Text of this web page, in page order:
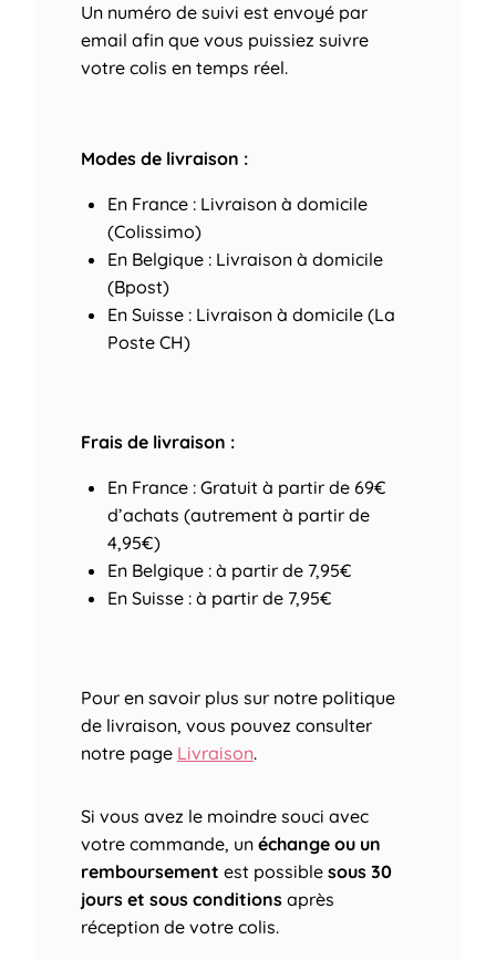
Un numéro de suivi est envoyé par
email afin que vous puissiez suivre
votre colis en temps réel.
Modes de livraison :
En France : Livraison à domicile
(Colissimo)
En Belgique : Livraison à domicile
(Bpost)
En Suisse : Livraison à domicile (La
Poste CH)
Frais de livraison :
En France : Gratuit à partir de 69€
d’achats (autrement à partir de
4,95€)
En Belgique : à partir de 7,95€
En Suisse : à partir de 7,95€
Pour en savoir plus sur notre politique
de livraison, vous pouvez consulter
notre page Livraison.
Si vous avez le moindre souci avec
votre commande, un échange ou un
remboursement est possible sous 30
jours et sous conditions après
réception de votre colis.